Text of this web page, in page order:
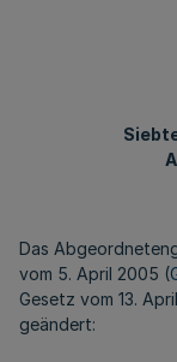
Das
vom 5. April 2005 (
Gesetz vom 13.
geändert: